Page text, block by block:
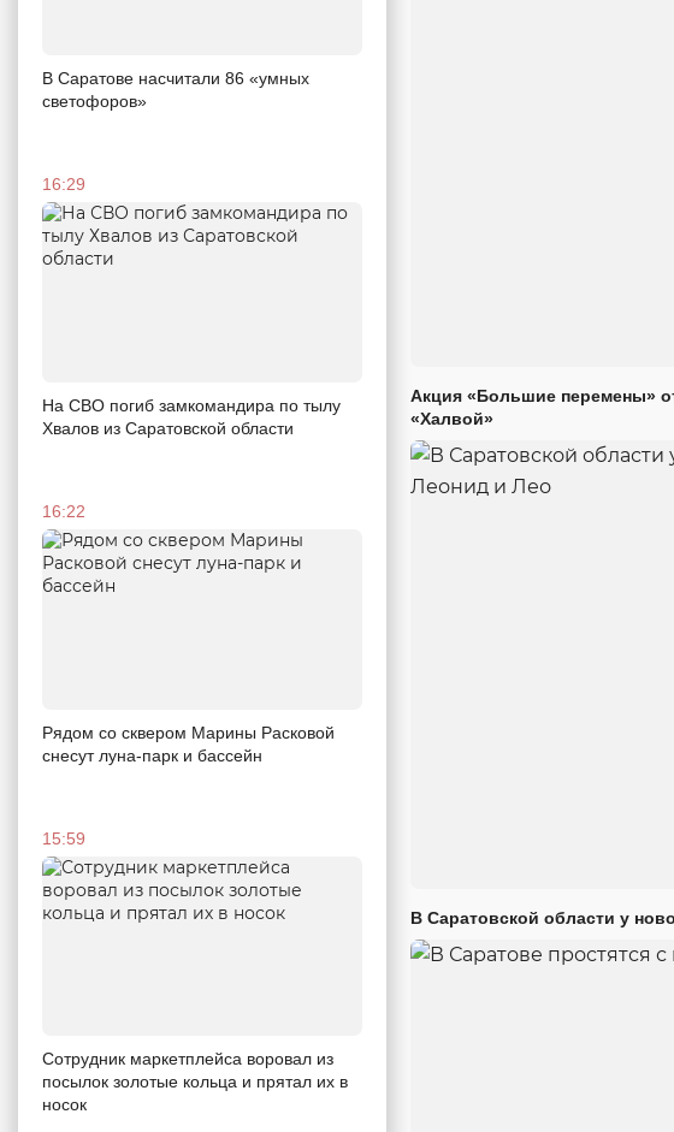
В Саратове насчитали 86 «умных
светофоров»
16:29
На СВО погиб замкомандира по тылу
Хвалов из Саратовской области
16:22
Рядом со сквером Марины Расковой
снесут луна-парк и бассейн
15:59
Сотрудник маркетплейса воровал из
посылок золотые кольца и прятал их в
носок
Акция «Большие перемены»
«Халвой»
В Саратовской области у